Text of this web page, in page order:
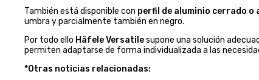
También está disponible con perfil de aluminio cerrado o
umbra y parcialmente también en negro.
Por todo ello Häfele Versatilesupone una solución
permiten adaptarse de forma individualizada a las
*Otras noticias relacionadas: